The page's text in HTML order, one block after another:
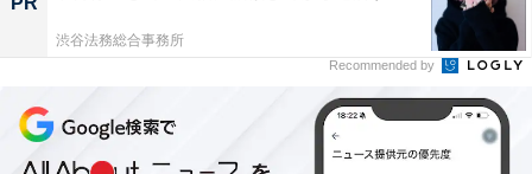
渋谷法務総合事務所
Recommended by